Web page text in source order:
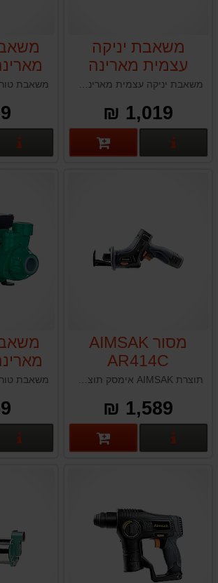
משאבת יניקה
עצמית מארינה
MARINA CAM
100 HL
משאבת יניקה עצמית מארינה MARINA CAM 100 HL תוצרת איטליה
1,019 ₪
פרטים נוספים
מסור AIMSAK
AR414C
1,589 ₪
פרטים נוספים
₪